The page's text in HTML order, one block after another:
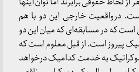
درواقعیت خارجی این دو با هم
است که در مسابقه‌ای که میان این دو
پیروز است. از قبل معلوم است که
به خدمت کدامیک درخواهد